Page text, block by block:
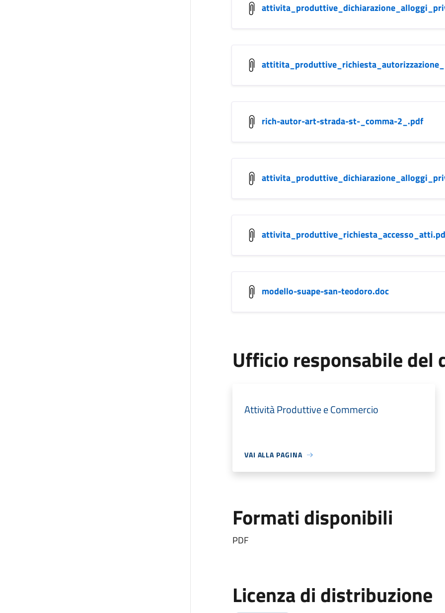
rich-autor-art-strada-st-_comma-2_.pdf
modello-suape-san-teodoro.doc
Ufficio responsabile del
Attività Produttive e Commercio
VAI ALLA PAGINA
Formati disponibili
PDF
Licenza di distribuzione